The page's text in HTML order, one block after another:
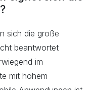
sich die große
beantwortet
im
mit hohem